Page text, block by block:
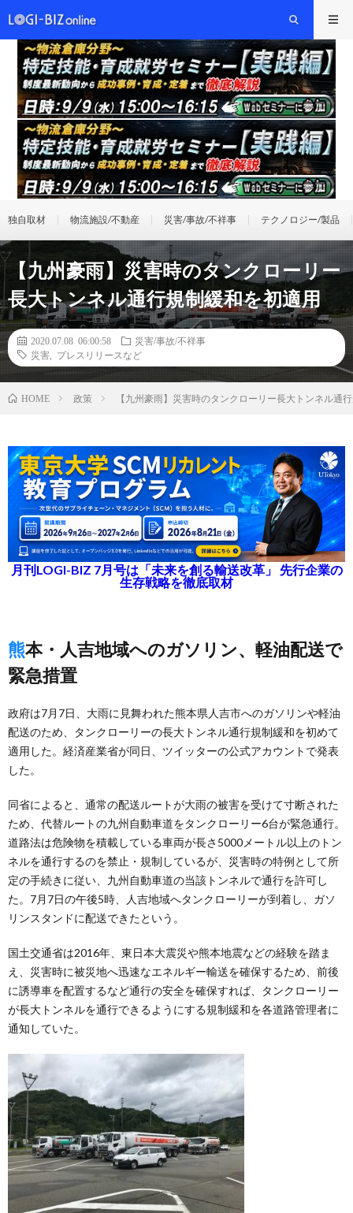
独自取材 物流施設/不動産 災害/事故/不祥事 テクノロジー/製品
【九州豪雨】災害時のタンクローリー
長大トンネル通行規制緩和を初適用
2020.07.08 06:00:58
災害/事故/不祥事
災害
プレスリリースなど
HOME 政策 【九州豪雨】災害時のタンクローリー長大トンネル通
月刊LOGI-BIZ 7月号は「未来を創る輸送改革」 先行企業の
生存戦略を徹底取材
熊本・人吉地域へのガソリン、軽油配送で
緊急措置
政府は7月7日、大雨に見舞われた熊本県人吉市へのガソリンや軽油
配送のため、タンクローリーの長大トンネル通行規制緩和を初めて
適用した。経済産業省が同日、ツイッターの公式アカウントで発表
した。
同省によると、通常の配送ルートが大雨の被害を受けて寸断された
ため、代替ルートの九州自動車道をタンクローリー6台が緊急通行。
道路法は危険物を積載している車両が長さ5000メートル以上のトン
ネルを通行するのを禁止・規制しているが、災害時の特例として所
定の手続きに従い、九州自動車道の当該トンネルで通行を許可し
た。7月7日の午後5時、人吉地域へタンクローリーが到着し、ガソ
リンスタンドに配送できたという。
国土交通省は2016年、東日本大震災や熊本地震などの経験を踏ま
え、災害時に被災地へ迅速なエネルギー輸送を確保するため、前後
に誘導車を配置するなど通行の安全を確保すれば、タンクローリー
が長大トンネルを通行できるようにする規制緩和を各道路管理者に
通知していた。